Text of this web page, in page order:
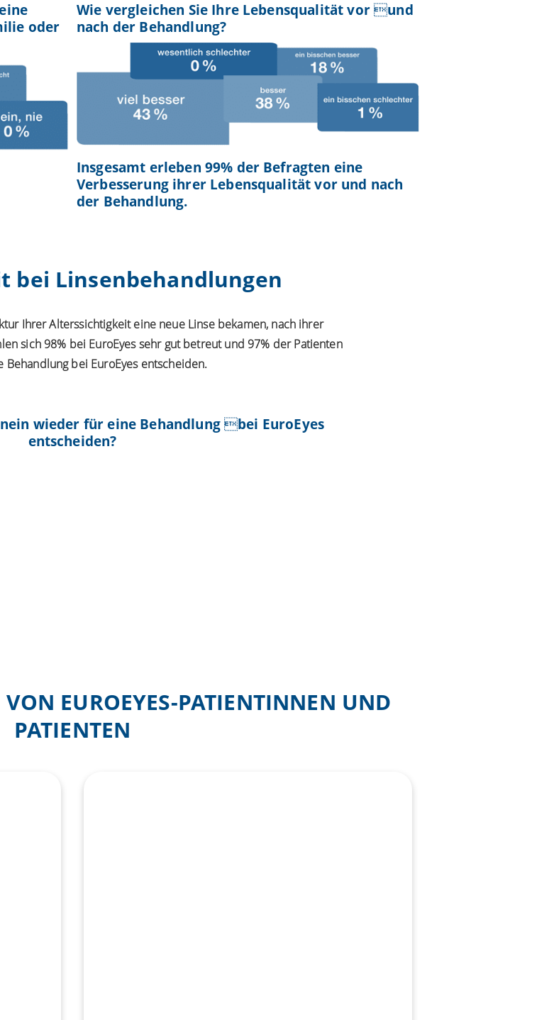
oder
Wie vergleichen Sie Ihre Lebensqualität vor und
nach der Behandlung?
Insgesamt erleben 99% der Befragten eine
Verbesserung ihrer Lebensqualität vor und nach
der Behandlung.
bei Linsenbehandlungen
Ihrer Alterssichtigkeit eine neue Linse bekamen, nach ihrer
sich 98% bei EuroEyes sehr gut betreut und 97% der Patienten
bei EuroEyes entscheiden.
wieder für eine Behandlung bei EuroEyes
entscheiden?
VON EUROEYES-PATIENTINNEN UND
PATIENTEN